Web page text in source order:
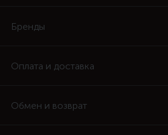
Бренды
Оплата и доставка
Обмен и возврат